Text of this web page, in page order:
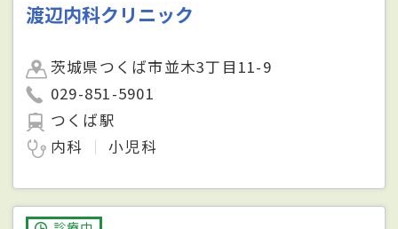
渡辺内科クリニック
茨城県つくば市並木3丁目11-9
029-851-5901
つくば駅
内科
小児科